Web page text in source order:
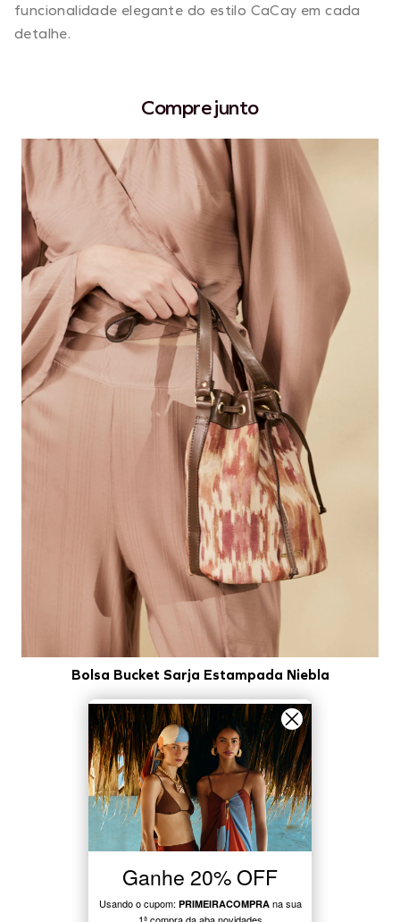
funcionalidade elegante do estilo CaCay em cada
detalhe.
Compre junto
Bolsa Bucket Sarja Estampada Niebla
TAMANHO: U
COR: BEGE CLARO
Quantidade